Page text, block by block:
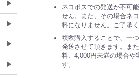
▶
▶
▶
▶
ネコポスでの発送が不可
せん。また、その場合ネ
料になりません。ご了承く
複数購入することで、一
発送させて頂きます。ま
料、4,000円未満の場合や
す。